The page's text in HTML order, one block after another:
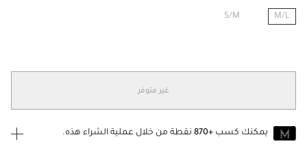
M/L
S/M
غير متوفر
يمكنك كسب +870
نقطة من خلال عملية الشراء هذه.